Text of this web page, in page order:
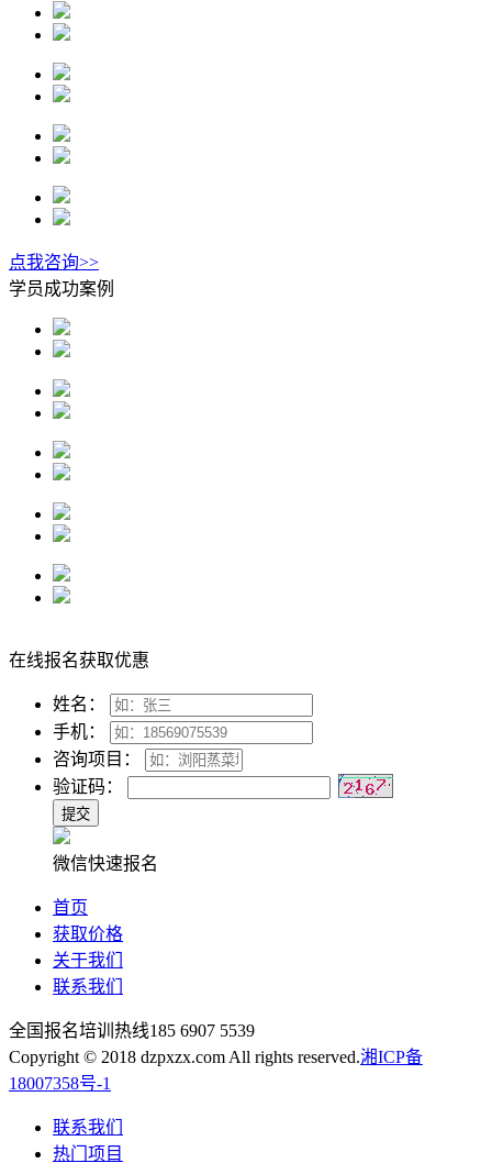
点我咨询>>
学员成功案例
在线报名获取优惠
姓名：
手机：
咨询项目：
验证码：
微信快速报名
首页
获取价格
关于我们
联系我们
全国报名培训热线185 6907 5539
Copyright © 2018 dzpxzx.com All rights reserved.湘ICP备
18007358号-1
联系我们
热门项目